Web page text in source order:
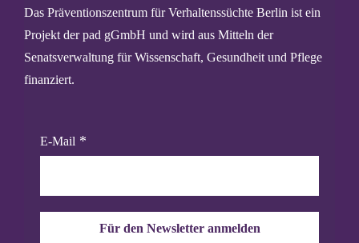
Das Präventionszentrum für Verhaltenssüchte Berlin ist ein
Projekt der pad gGmbH und wird aus Mitteln der
Senatsverwaltung für Wissenschaft, Gesundheit und Pflege
finanziert.
E-Mail
Für den Newsletter anmelden